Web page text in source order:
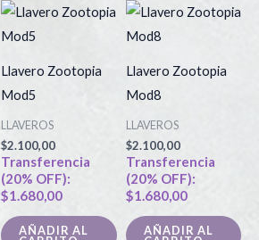
Llavero Zootopia
Mod5
LLAVEROS
$2.100,00
Transferencia
(20% OFF):
$1.680,00
AÑADIR AL
Llavero Zootopia
Mod8
LLAVEROS
$2.100,00
Transferencia
(20% OFF):
$1.680,00
AÑADIR AL